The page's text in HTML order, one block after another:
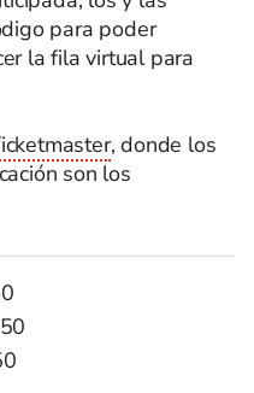
para poder
la fila virtual para
, donde los
son los